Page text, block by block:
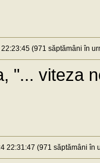
(971 săptămâni în
"... viteza
22:31:47 (971 săptămâni în